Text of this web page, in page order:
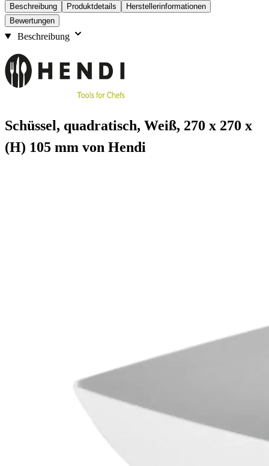
Beschreibung Produktdetails
Herstellerinformationen
Bewertungen
Beschreibung
Schüssel, quadratisch, Weiß, 270 x 270 x
(H) 105 mm von Hendi